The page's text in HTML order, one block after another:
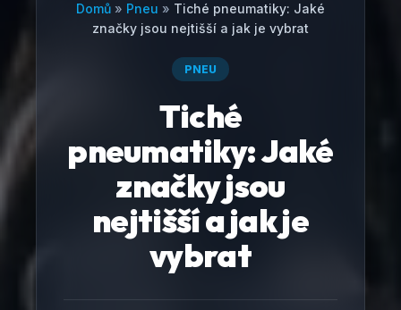
Domů » Pneu » Tiché pneumatiky: Jaké
značky jsou nejtišší a jak je vybrat
PNEU
Tiché
pneumatiky: Jaké
značky jsou
nejtišší a jak je
vybrat